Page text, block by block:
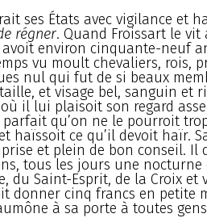
ses États avec vigilance et
régner. Quand Froissart le vit
environ cinquante-neuf
vu moult chevaliers, rois,
nul qui fut de si beaux
et visage bel, sanguin et
il lui plaisoit son regard
qu’on ne le pourroit
haïssoit ce qu’il devoit haïr.
et plein de bon conseil. Il
tous les jours une
du Saint-Esprit, de la Croix et
donner cinq francs en petite
à sa porte à toutes